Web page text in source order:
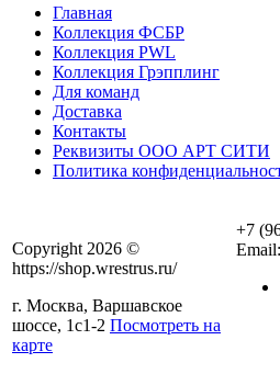
Главная
Коллекция ФСБР
Коллекция PWL
Коллекция Грэпплинг
Для команд
Доставка
Контакты
Реквизиты ООО АРТ СИТИ
Политика
Copyright 2026 ©
https://shop.wrestrus.ru/
г. Москва, Варшавское
шоссе, 1с1-2 Посмотреть на
карте
+7
Email: